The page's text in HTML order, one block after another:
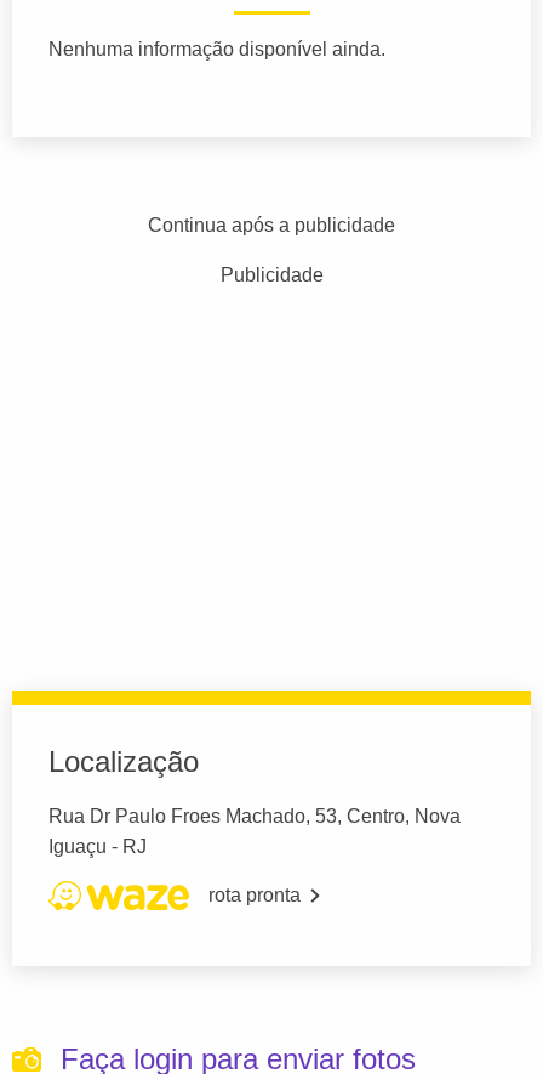
Nenhuma informação disponível ainda.
Continua após a publicidade
Publicidade
Localização
Rua Dr Paulo Froes Machado, 53, Centro, Nova
Iguaçu - RJ
rota pronta
Faça login para enviar fotos